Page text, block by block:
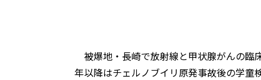
被爆地・長崎で放射線と甲状腺がんの臨
年以降はチェルノブイリ原発事故後の学童